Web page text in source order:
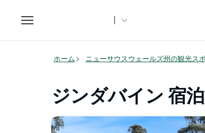
Toggle
navigation
ホーム ニューサウスウェールズ州の観光ス
ジンダバイン 宿